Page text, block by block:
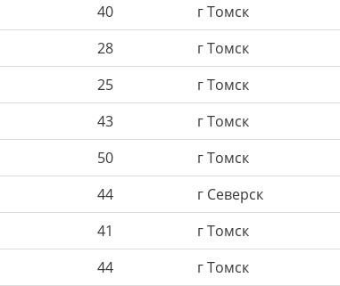
40 г Томск
28 г Томск
25 г Томск
43 г Томск
50 г Томск
44 г Северск
41 г Томск
44 г Томск